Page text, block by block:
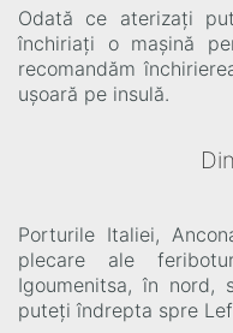
Odată ce aterizați
închiriați o mașină
recomandăm
ușoară pe insulă.
Porturile Italiei,
plecare ale
Igoumenitsa, în nord,
puteți îndrepta spre